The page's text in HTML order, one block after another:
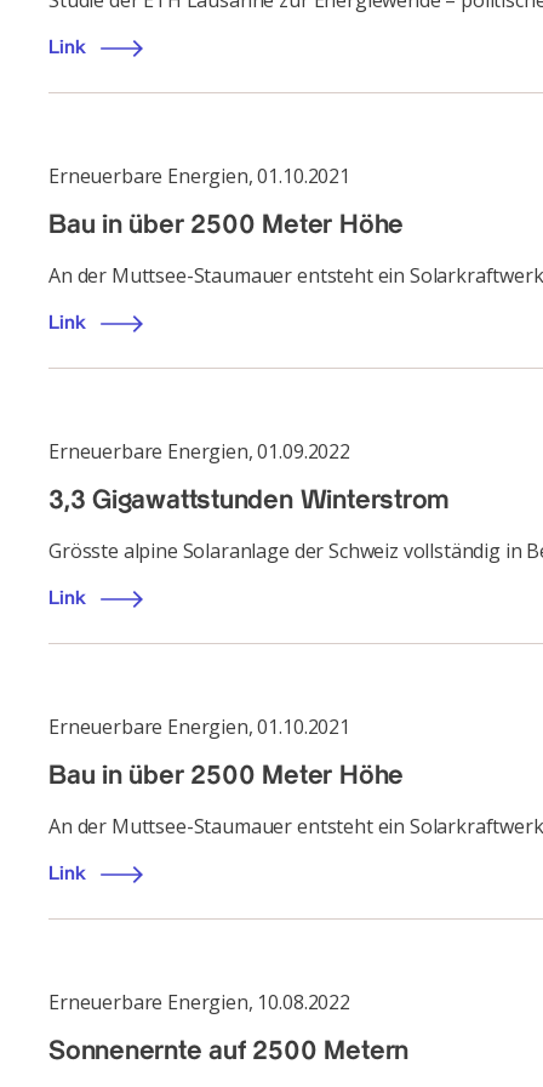
Link
Erneuerbare Energien,01.10.2021
Bau in über 2500 Meter Höhe
An der Muttsee-Staumauer entsteht ein Solarkraftwerk
Link
Erneuerbare Energien,01.09.2022
3,3 Gigawattstunden Winterstrom
Grösste alpine Solaranlage der Schweiz vollständig in
Link
Erneuerbare Energien,01.10.2021
Bau in über 2500 Meter Höhe
An der Muttsee-Staumauer entsteht ein Solarkraftwerk
Link
Erneuerbare Energien, 10.08.2022
Sonnenernte auf 2500 Metern